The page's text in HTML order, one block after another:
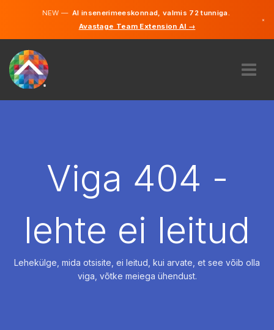
NEW —AI insenerimeeskonnad, valmis 72 tunniga.
Avastage Team Extension AI →
×
PALKAMAViga 404 -
lehte ei leitud
Lehekülge, mida otsisite, ei leitud, kui arvate, et see võib olla
viga, võtke meiega ühendust.